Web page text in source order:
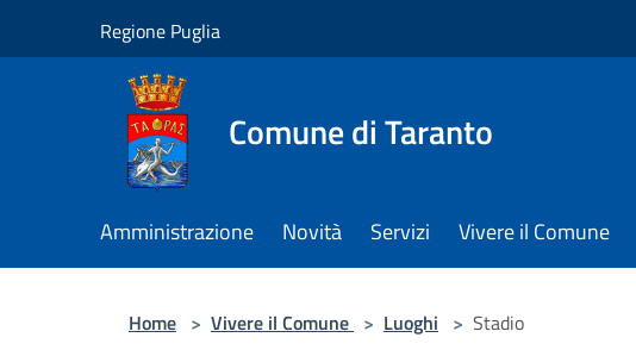
Regione Puglia
Comune di Taranto
Amministrazione Novità Servizi Vivere il Comune
Home > Vivere il Comune > Luoghi > Stadio